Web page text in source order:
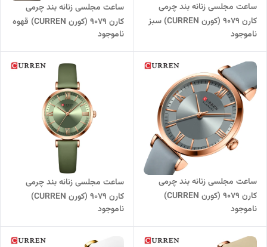
ساعت مجلسی زنانه بند چرمی
کارن 9079 (کورن CURREN) سبز
ناموجود
ساعت مجلسی زنانه بند چرمی
کارن 9079 (کورن CURREN) قهوه
ای
ناموجود
ساعت مجلسی زنانه بند چرمی
کارن 9079 (کورن CURREN)
طوسی/یاسی
ناموجود
ساعت مجلسی زنانه بند چرمی
کارن 9079 (کورن CURREN)
زیتونی
ناموجود